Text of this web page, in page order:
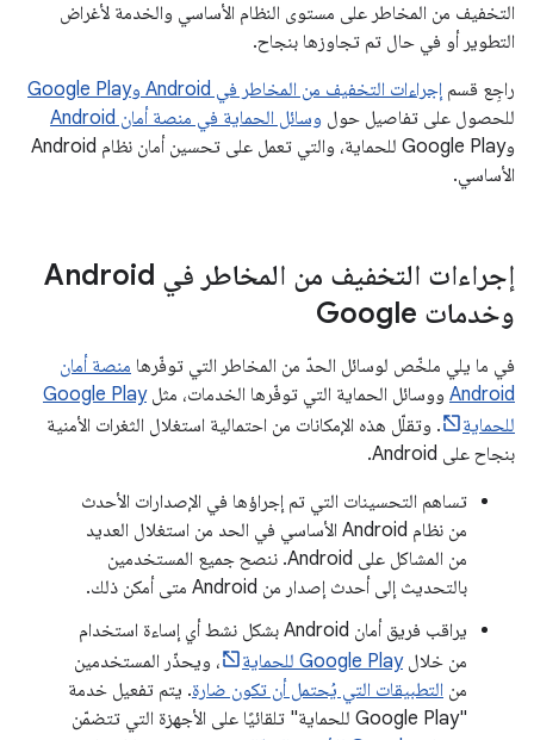
التخفيف من المخاطر على مستوى النظام الأساسي والخدمة لأغراض
التطوير أو في حال تم تجاوزها بنجاح.
راجِع قسم إجراءات التخفيف من المخاطر في Android وGoogle Play
للحصول على تفاصيل حول وسائل الحماية في منصة أمان Android
وGoogle Play للحماية، والتي تعمل على تحسين أمان نظام Android
الأساسي.
إجراءات التخفيف من المخاطر في Android
وخدمات Google
في ما يلي ملخّص لوسائل الحدّ من المخاطر التي توفّرها منصة أمان
Android ووسائل الحماية التي توفّرها الخدمات، مثلGoogle Play
للحماية
. وتقلّل هذه الإمكانات من احتمالية استغلال الثغرات الأمنية
بنجاح على Android.
تساهم التحسينات التي تم إجراؤها في الإصدارات الأحدث
من نظام Android الأساسي في الحد من استغلال العديد
من المشاكل على Android. ننصح جميع المستخدمين
بالتحديث إلى أحدث إصدار من Android متى أمكن ذلك.
يراقب فريق أمان Android بشكل نشط أي إساءة استخدام
من خلالGoogle Play للحماية
، ويحذّر المستخدمين
من التطبيقات التي يُحتمل أن تكون ضارة. يتم تفعيل خدمة
"Google Play للحماية" تلقائيًا على الأجهزة التي تتضمّن